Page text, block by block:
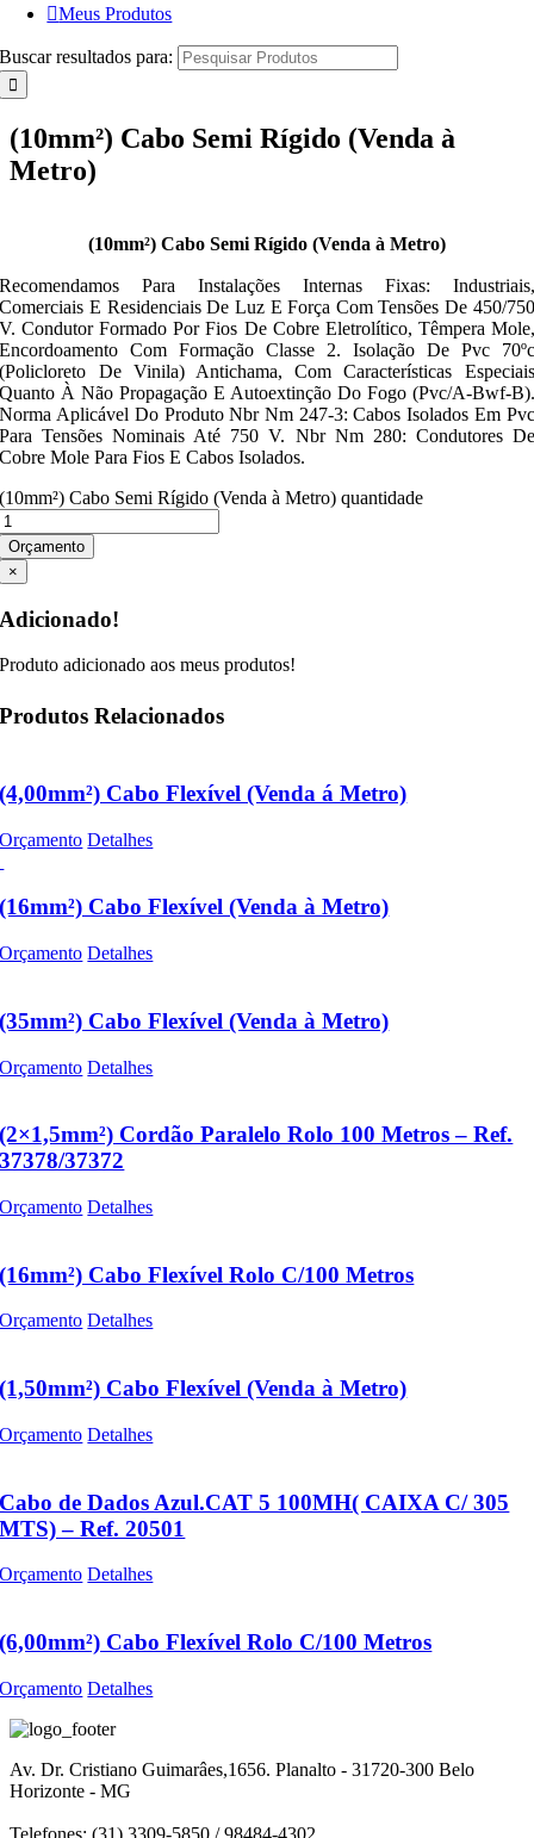
Meus Produtos
Buscar resultados para:
(10mm²) Cabo Semi Rígido (Venda à
Metro)
(10mm²) Cabo Semi Rígido (Venda à Metro)
Recomendamos Para Instalações Internas Fixas: Industriais,
Comerciais E Residenciais De Luz E Força Com Tensões De 450/750
V. Condutor Formado Por Fios De Cobre Eletrolítico, Têmpera Mole,
Encordoamento Com Formação Classe 2. Isolação De Pvc 70ºc
(Policloreto De Vinila) Antichama, Com Características Especiais
Quanto À Não Propagação E Autoextinção Do Fogo (Pvc/A-Bwf-B).
Norma Aplicável Do Produto Nbr Nm 247-3: Cabos Isolados Em Pvc
Para Tensões Nominais Até 750 V. Nbr Nm 280: Condutores De
Cobre Mole Para Fios E Cabos Isolados.
(10mm²) Cabo Semi Rígido (Venda à Metro) quantidade
Orçamento
×
Adicionado!
Produto adicionado aos meus produtos!
Produtos Relacionados
(4,00mm²) Cabo Flexível (Venda á Metro)
Orçamento Detalhes
(16mm²) Cabo Flexível (Venda à Metro)
Orçamento Detalhes
(35mm²) Cabo Flexível (Venda à Metro)
Orçamento Detalhes
(2×1,5mm²) Cordão Paralelo Rolo 100 Metros – Ref.
37378/37372
Orçamento Detalhes
(16mm²) Cabo Flexível Rolo C/100 Metros
Orçamento Detalhes
(1,50mm²) Cabo Flexível (Venda à Metro)
Orçamento Detalhes
Cabo de Dados Azul.CAT 5 100MH( CAIXA C/ 305
MTS) – Ref. 20501
Orçamento Detalhes
(6,00mm²) Cabo Flexível Rolo C/100 Metros
Orçamento Detalhes
Av. Dr. Cristiano Guimarâes,1656. Planalto - 31720-300 Belo
Horizonte - MG
Telefones: (31) 3309-5850 / 98484-4302